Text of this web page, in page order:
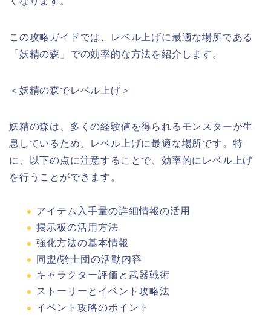
この攻略ガイドでは、レベル上げに最適な場所である
「妖精の森」での効率的な方法を紹介します。
＜妖精の森でレベル上げ＞
妖精の森は、多くの経験値を得られるモンスターが生
息しているため、レベル上げに最適な場所です。特
に、以下の点に注意することで、効率的にレベル上げ
を行うことができます。
アイテム入手量の詳細情報の活用
掲示板の活用方法
強化方法の基本情報
同盟/騎士団の活動内容
キャラクター評価と武器戦術
ストーリーとイベント攻略法
イベント攻略のポイント